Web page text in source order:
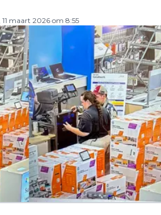
maart 2026 om 8:55